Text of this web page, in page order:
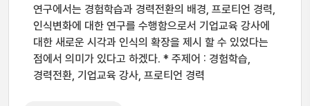
연구에서는 경험학습과 경력전환의 배경, 프로티언 경력,
인식변화에 대한 연구를 수행함으로서 기업교육 강사에
대한 새로운 시각과 인식의 확장을 제시 할 수 있었다는
점에서 의미가 있다고 하겠다. * 주제어 : 경험학습,
경력전환, 기업교육 강사, 프로티언 경력